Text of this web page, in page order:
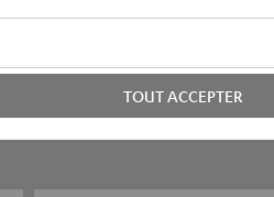
2
0
TOUT ACCEPTER